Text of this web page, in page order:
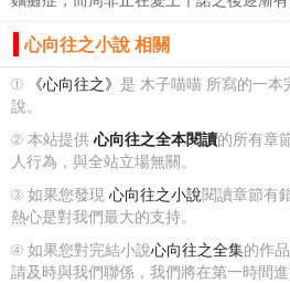
心向往之小說 相關
① 《心向往之》 是 木子喵喵 所寫的一
說。
② 本站提供 心向往之全本閱讀的所有章
人行為，與全站立場無關。
③ 如果您發現 心向往之小說閱讀章節有
熱心是對我們最大的支持。
④ 如果您對完結小說心向往之全集的作
請及時與我們聯係，我們將在第一時間進